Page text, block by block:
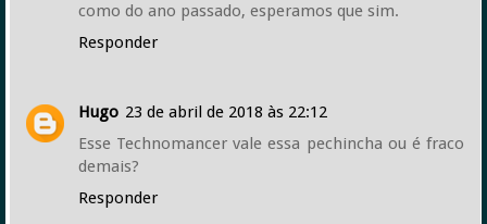
como do ano passado, esperamos que sim.
Responder
Hugo 23 de abril de 2018 às 22:12
Esse Technomancer vale essa pechincha ou é fraco
demais?
Responder